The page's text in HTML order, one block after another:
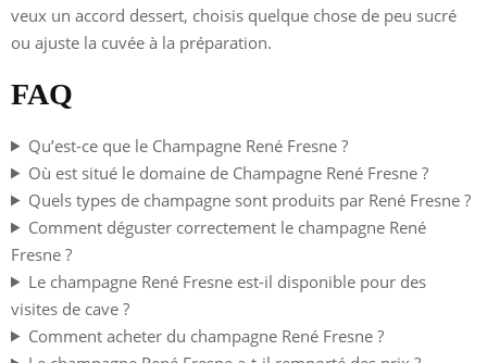
veux un accord dessert, choisis quelque chose de peu sucré
ou ajuste la cuvée à la préparation.
FAQ
Qu’est-ce que le Champagne René Fresne ?
Où est situé le domaine de Champagne René Fresne ?
Quels types de champagne sont produits par René Fresne ?
Comment déguster correctement le champagne René
Fresne ?
Le champagne René Fresne est-il disponible pour des
visites de cave ?
Comment acheter du champagne René Fresne ?